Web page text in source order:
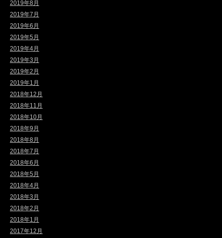
2019年8月
2019年7月
2019年6月
2019年5月
2019年4月
2019年3月
2019年2月
2019年1月
2018年12月
2018年11月
2018年10月
2018年9月
2018年8月
2018年7月
2018年6月
2018年5月
2018年4月
2018年3月
2018年2月
2018年1月
2017年12月